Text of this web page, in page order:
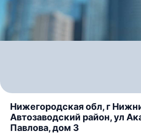
Нижегородская обл, г
Автозаводский район, ул
Павлова, дом 3